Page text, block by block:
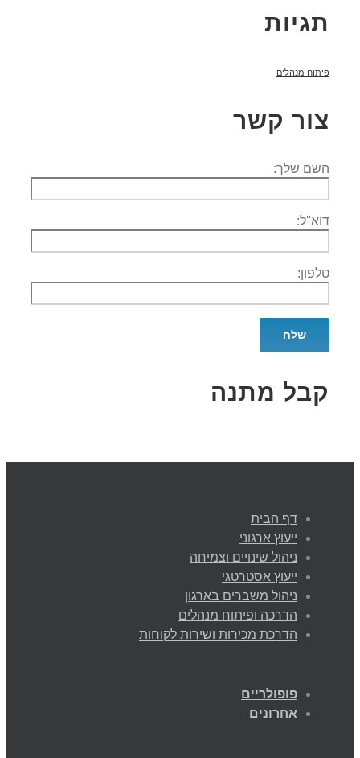
תגיות
פיתוח מנהלים
צור קשר
השם שלך:
דוא''ל:
טלפון:
קבל מתנה
דף הבית
ייעוץ ארגוני
ניהול שינויים וצמיחה
ייעוץ אסטרטגי
ניהול משברים בארגון
הדרכה ופיתוח מנהלים
הדרכת מכירות ושירות לקוחות
פופולריים
אחרונים